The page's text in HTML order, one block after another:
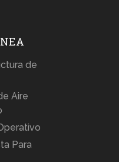
de
Aire
Para